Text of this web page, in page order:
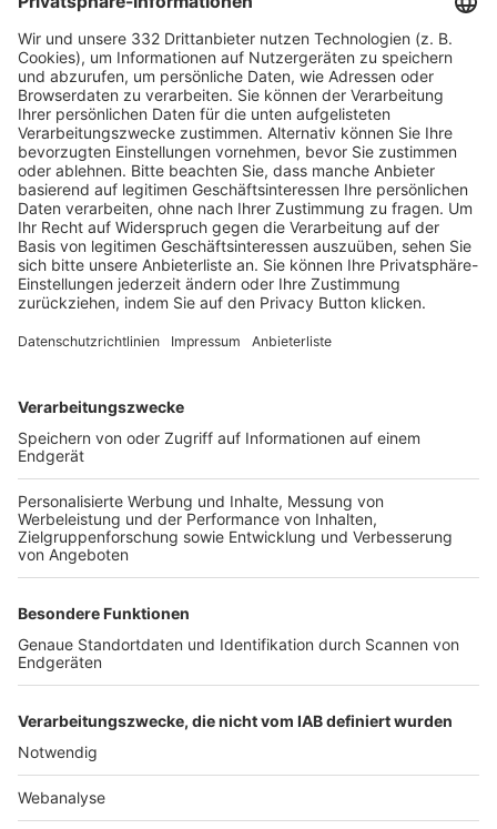
HÄUFIG BESUCHTE SEITEN
Pässe und Vereinswechsel
Trainerausbildung
Schulungsangebot Vereinsmitarbeiter
BFV-Geschäftsstellen
Trainerbörse
Login SpielPlus
FOLGE DEM BFV
TOP-VEREINE
TOP-PARTNER
Nutzungsbedingungen Datenschutz Impressum